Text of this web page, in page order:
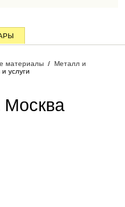
материалы / Металл и
услуги
Москва